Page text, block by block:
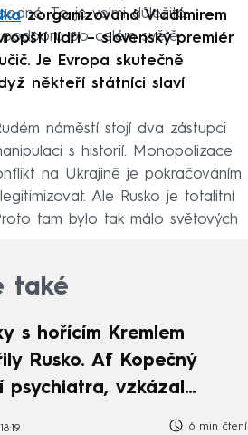
To je velmi důležité.
po celém světě.
zorganizovaná Vladimirem
lídři – slovenský premiér
Je Evropa skutečně
někteří státníci slaví
náměstí stojí dva zástupci
s historií. Monopolizace
na Ukrajině je pokračováním
Ale Rusko je totalitní
tam bylo tak málo světových
také
s hořícím Kremlem
Rusko. Ať Kopečný
psychiatra, vzkázal
6 min čtení